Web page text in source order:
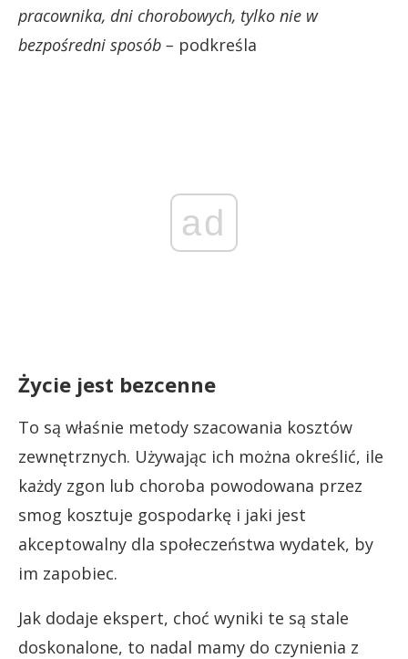
pracownika, dni chorobowych, tylko nie w
bezpośredni sposób – podkreśla
ad
Życie jest bezcenne
To są właśnie metody szacowania kosztów
zewnętrznych. Używając ich można określić, ile
każdy zgon lub choroba powodowana przez
smog kosztuje gospodarkę i jaki jest
akceptowalny dla społeczeństwa wydatek, by
im zapobiec.
Jak dodaje ekspert, choć wyniki te są stale
doskonalone, to nadal mamy do czynienia z